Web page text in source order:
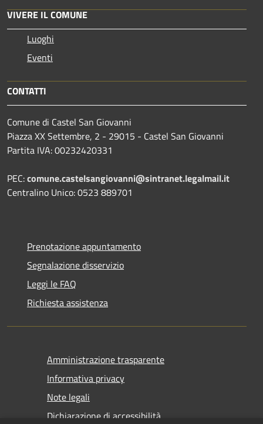
VIVERE IL COMUNE
Luoghi
Eventi
CONTATTI
Comune di Castel San Giovanni
Piazza XX Settembre, 2 - 29015 - Castel San Giovanni
Partita IVA: 00232420331
PEC:comune.castelsangiovanni@sintranet.legalmail.it
Centralino Unico: 0523 889701
Prenotazione appuntamento
Segnalazione disservizio
Leggi le FAQ
Richiesta assistenza
Amministrazione trasparente
Informativa privacy
Note legali
Dichiarazione di accessibilità